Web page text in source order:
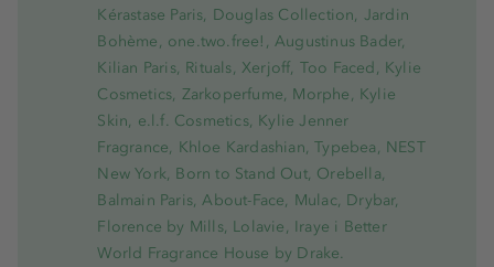
Kérastase Paris, Douglas Collection, Jardin
Bohème, one.two.free!, Augustinus Bader,
Kilian Paris, Rituals, Xerjoff, Too Faced, Kylie
Cosmetics, Zarkoperfume, Morphe, Kylie
Skin, e.l.f. Cosmetics, Kylie Jenner
Fragrance, Khloe Kardashian, Typebea, NEST
New York, Born to Stand Out, Orebella,
Balmain Paris, About-Face, Mulac, Drybar,
Florence by Mills, Lolavie, Iraye i Better
World Fragrance House by Drake.